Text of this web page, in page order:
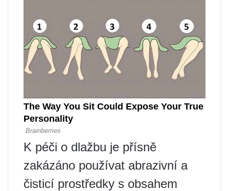
K péči o dlažbu je přísně
zakázáno používat abrazivní a
čisticí prostředky s obsahem